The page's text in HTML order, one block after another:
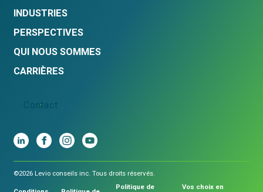
INDUSTRIES
PERSPECTIVES
QUI NOUS SOMMES
CARRIÈRES
Contact
©2026 Levio conseils inc. Tous droits réservés.
Politique de Vos choix en